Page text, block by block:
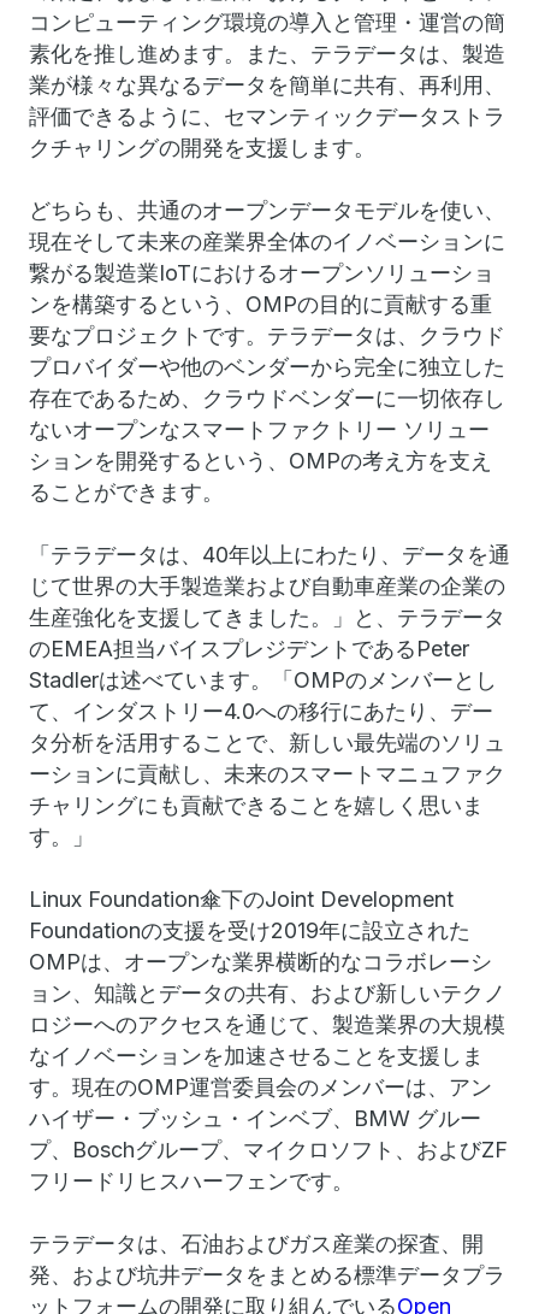
コンピューティング環境の導入と管理・運営の簡
素化を推し進めます。また、テラデータは、製造
業が様々な異なるデータを簡単に共有、再利用、
評価できるように、セマンティックデータストラ
クチャリングの開発を支援します。
どちらも、共通のオープンデータモデルを使い、
現在そして未来の産業界全体のイノベーションに
繋がる製造業IoTにおけるオープンソリューショ
ンを構築するという、OMPの目的に貢献する重
要なプロジェクトです。テラデータは、クラウド
プロバイダーや他のベンダーから完全に独立した
存在であるため、クラウドベンダーに一切依存し
ないオープンなスマートファクトリー ソリュー
ションを開発するという、OMPの考え方を支え
ることができます。
「テラデータは、40年以上にわたり、データを通
じて世界の大手製造業および自動車産業の企業の
生産強化を支援してきました。」と、テラデータ
のEMEA担当バイスプレジデントであるPeter
Stadlerは述べています。「OMPのメンバーとし
て、インダストリー4.0への移行にあたり、デー
タ分析を活用することで、新しい最先端のソリュ
ーションに貢献し、未来のスマートマニュファク
チャリングにも貢献できることを嬉しく思いま
す。」
Linux Foundation傘下のJoint Development
Foundationの支援を受け2019年に設立された
OMPは、オープンな業界横断的なコラボレーシ
ョン、知識とデータの共有、および新しいテクノ
ロジーへのアクセスを通じて、製造業界の大規模
なイノベーションを加速させることを支援しま
す。現在のOMP運営委員会のメンバーは、アン
ハイザー・ブッシュ・インベブ、BMW グルー
プ、Boschグループ、マイクロソフト、およびZF
フリードリヒスハーフェンです。
テラデータは、石油およびガス産業の探査、開
発、および坑井データをまとめる標準データプラ
ットフォームの開発に取り組んでいるOpen